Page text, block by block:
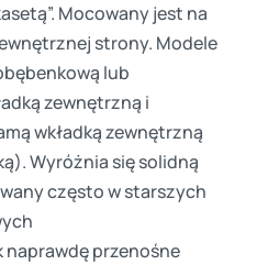
Mocowany jest na
strony. Modele
lub
zewnętrzną i
wkładką zewnętrzną
Wyróżnia się solidną
często w starszych
naprawdę przenośne